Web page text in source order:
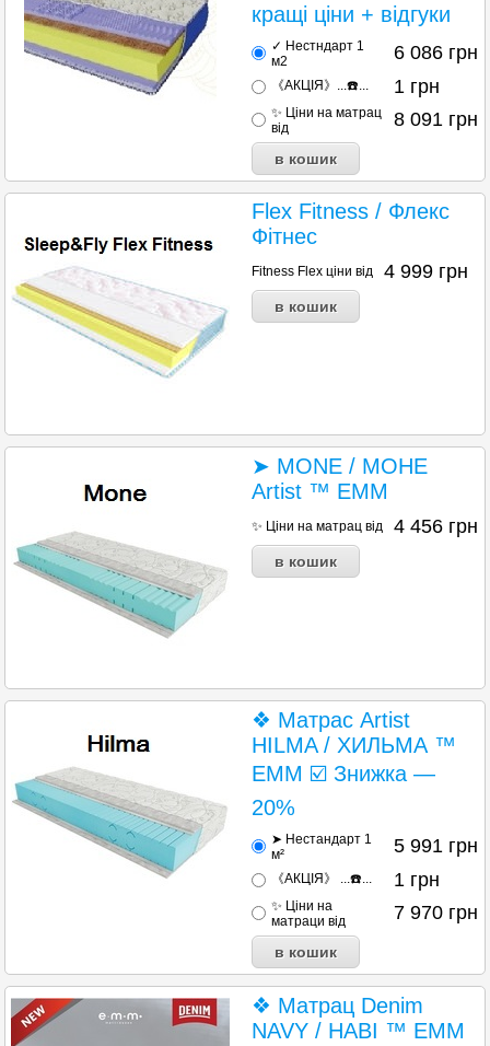
кращі ціни + відгуки
✓ Нестндарт 1
м2
6 086 грн
《АКЦІЯ》...☎️... 1 грн
✨ Ціни на матрац
від
8 091 грн
Flex Fitness / Флекс
Фітнес
Fitness Flex ціни від 4 999 грн
➤ MONE / МОНЕ
Artist ™ ЕММ
✨ Ціни на матрац від 4 456 грн
❖ Матрас Artist
HILMA / ХИЛЬМА ™
ЕММ ☑️ Знижка —
20%
➤ Нестандарт 1
м²
5 991 грн
《АКЦІЯ》 ...☎️... 1 грн
✨ Ціни на
матраци від
7 970 грн
❖ Матрац Denim
NAVY / НАВІ ™ EMM